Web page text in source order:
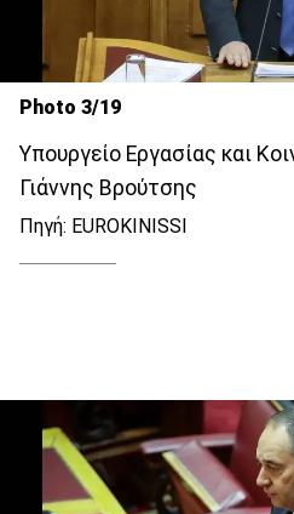
Photo 3/19
Υπουργείο Εργασίας και
Γιάννης Βρούτσης
Πηγή: EUROKINISSI